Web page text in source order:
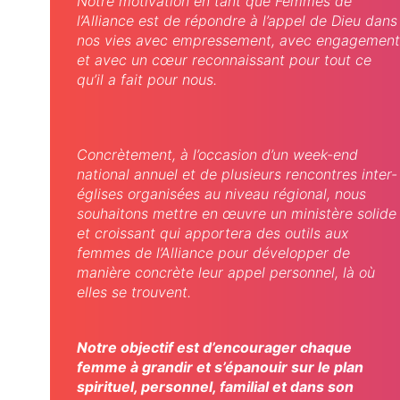
l’Alliance est de répondre à l’appel de Dieu dans
nos vies avec empressement, avec engagement
et avec un cœur reconnaissant pour tout ce
qu’il a fait pour nous.
Concrètement, à l’occasion d’un week-end
national annuel et de plusieurs rencontres inter-
églises organisées au niveau régional, nous
souhaitons mettre en œuvre un ministère solide
et croissant qui apportera des outils aux
femmes de l’Alliance pour développer de
manière concrète leur appel personnel, là où
elles se trouvent.
Notre objectif est d’encourager chaque
femme à grandir et s’épanouir sur le plan
spirituel, personnel, familial et dans son